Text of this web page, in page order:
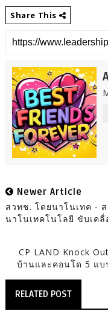
Share This
Newer Article
สวทช. โดยนาโนเทค -
นาโนเทคโนโลยี ขับเค
CP LAND Knock
บ้านและคอนโด 5 แ
RELATED POST